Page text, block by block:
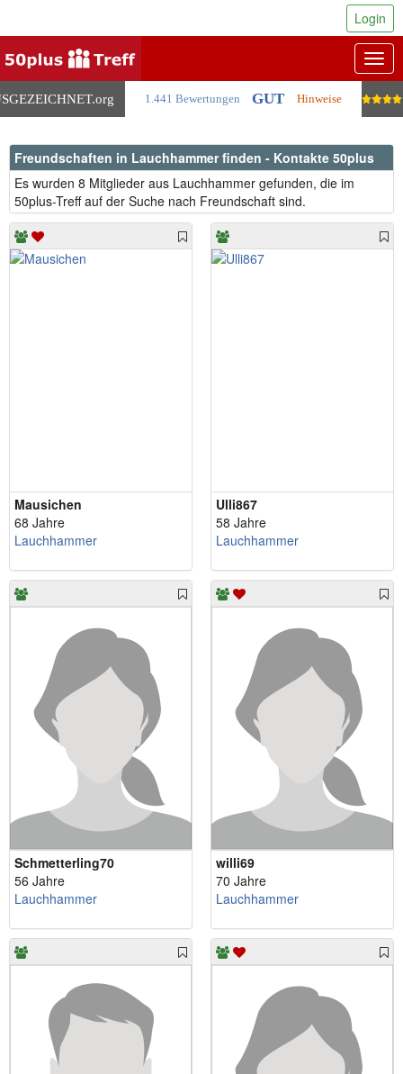
.org 1.441 Bewertungen GUT Hinweise
Login
Freundschaften in Lauchhammer finden - Kontakte 50plus
Es wurden 8 Mitglieder aus Lauchhammer gefunden, die im
50plus-Treff auf der Suche nach Freundschaft sind.
Mausichen
68 Jahre
Lauchhammer
Ulli867
58 Jahre
Lauchhammer
Schmetterling70
56 Jahre
Lauchhammer
willi69
70 Jahre
Lauchhammer